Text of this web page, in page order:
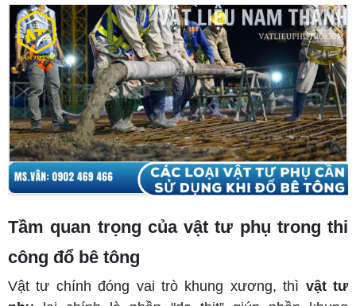
Tầm quan trọng của vật tư phụ trong thi
công đổ bê tông
Vật tư chính đóng vai trò khung xương, thì vật tư